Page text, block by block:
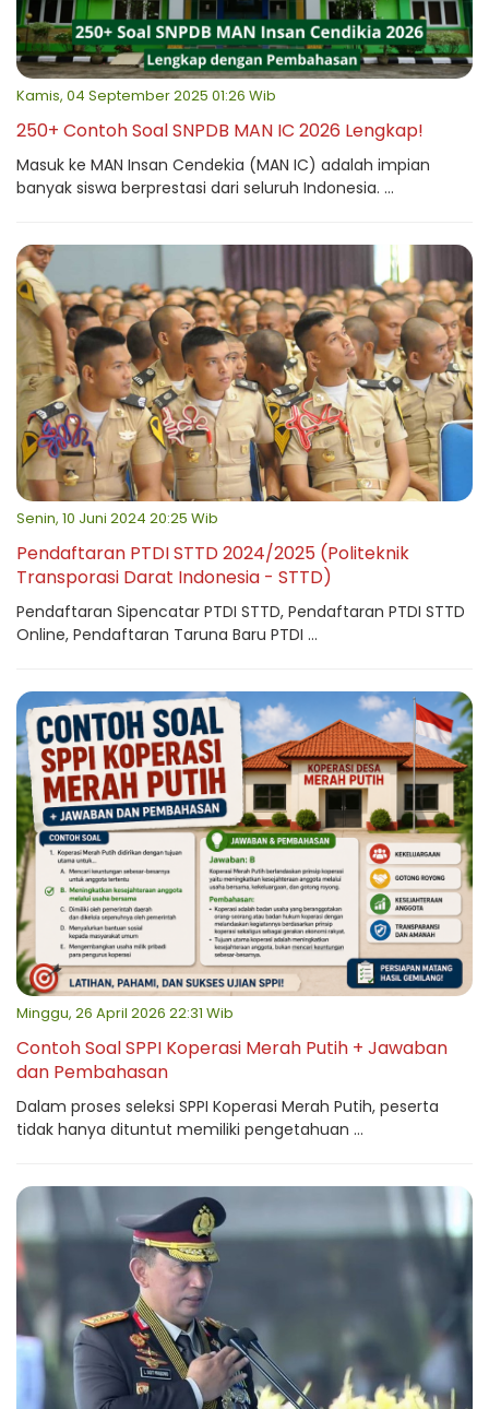
Kamis, 04 September 2025 01:26 Wib
250+ Contoh Soal SNPDB MAN IC 2026 Lengkap!
Masuk ke MAN Insan Cendekia (MAN IC) adalah impian
banyak siswa berprestasi dari seluruh Indonesia. ...
Senin, 10 Juni 2024 20:25 Wib
Pendaftaran PTDI STTD 2024/2025 (Politeknik
Transporasi Darat Indonesia - STTD)
Pendaftaran Sipencatar PTDI STTD, Pendaftaran PTDI STTD
Online, Pendaftaran Taruna Baru PTDI ...
Minggu, 26 April 2026 22:31 Wib
Contoh Soal SPPI Koperasi Merah Putih + Jawaban
dan Pembahasan
Dalam proses seleksi SPPI Koperasi Merah Putih, peserta
tidak hanya dituntut memiliki pengetahuan ...